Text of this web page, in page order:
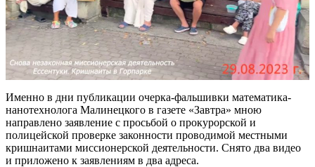
Именно в дни публикации очерка-фальшивки математика-
нанотехнолога Малинецкого в газете «Завтра» мною
направлено заявление с просьбой о прокурорской и
полицейской проверке законности проводимой местными
кришнаитами миссионерской деятельности. Снято два видео
и приложено к заявлениям в два адреса.